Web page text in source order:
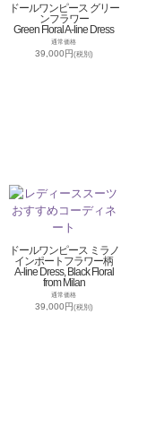
ドールワンピース グリー
ンフラワー
Green Floral A-line Dress
通常価格
39,000円(税別)
ドールワンピース ミラノ
インポートフラワー柄
A-line Dress, Black Floral
from Milan
通常価格
39,000円(税別)